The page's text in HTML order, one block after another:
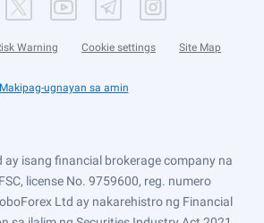
Warning Cookie settings Site Map
Makipag-ugnayan sa amin
ay isang financial brokerage company na
license No. 9759600, reg. numero
Ltd ay nakarehistro ng Financial